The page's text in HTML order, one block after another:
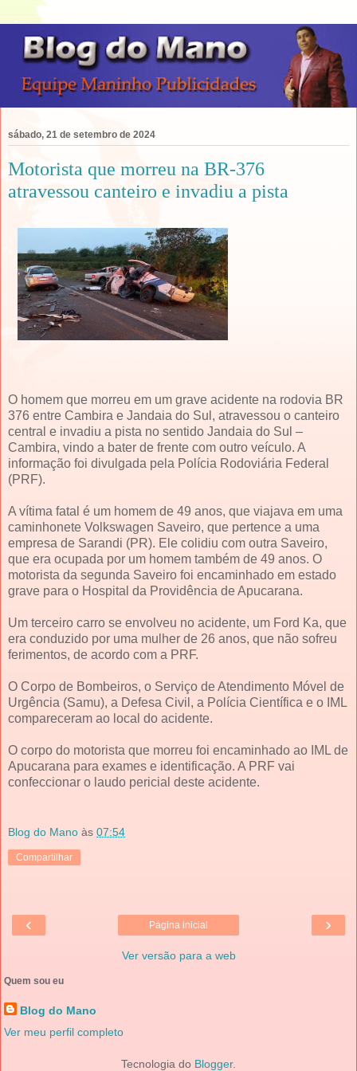
sábado, 21 de setembro de 2024
Motorista que morreu na BR-376
atravessou canteiro e invadiu a pista
O homem que morreu em um grave acidente na rodovia BR
376 entre Cambira e Jandaia do Sul, atravessou o canteiro
central e invadiu a pista no sentido Jandaia do Sul –
Cambira, vindo a bater de frente com outro veículo. A
informação foi divulgada pela Polícia Rodoviária Federal
(PRF).
A vítima fatal é um homem de 49 anos, que viajava em uma
caminhonete Volkswagen Saveiro, que pertence a uma
empresa de Sarandi (PR). Ele colidiu com outra Saveiro,
que era ocupada por um homem também de 49 anos. O
motorista da segunda Saveiro foi encaminhado em estado
grave para o Hospital da Providência de Apucarana.
Um terceiro carro se envolveu no acidente, um Ford Ka, que
era conduzido por uma mulher de 26 anos, que não sofreu
ferimentos, de acordo com a PRF.
O Corpo de Bombeiros, o Serviço de Atendimento Móvel de
Urgência (Samu), a Defesa Civil, a Polícia Científica e o IML
compareceram ao local do acidente.
O corpo do motorista que morreu foi encaminhado ao IML de
Apucarana para exames e identificação. A PRF vai
confeccionar o laudo pericial deste acidente.
Blog do Mano às 07:54
Compartilhar
‹ ›
Página inicial
Ver versão para a web
Quem sou eu
Blog do Mano
Ver meu perfil completo
Tecnologia do Blogger.